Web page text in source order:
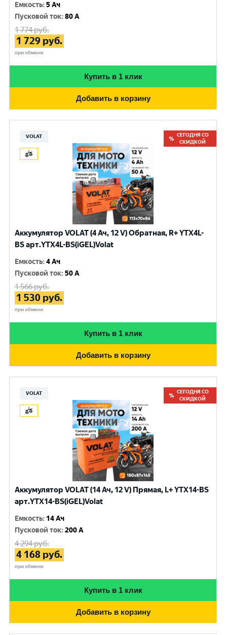
Емкость:5 Ач
Пусковой ток:80 A
1 774руб.
1 729 руб.
при обмене
Купить в 1 клик
Добавить в корзину
VOLAT
СЕГОДНЯ СО
СКИДКОЙ
Аккумулятор VOLAT (4 Ач, 12 V) Обратная, R+ YTX4L-
BS арт.YTX4L-BS(iGEL)Volat
Емкость:4 Ач
Пусковой ток:50 A
1 566руб.
1 530 руб.
при обмене
Купить в 1 клик
Добавить в корзину
VOLAT
СЕГОДНЯ СО
СКИДКОЙ
Аккумулятор VOLAT (14 Ач, 12 V) Прямая, L+ YTX14-BS
арт.YTX14-BS(iGEL)Volat
Емкость: 14 Ач
Пусковой ток:200 A
4 294руб.
4 168 руб.
при обмене
Купить в 1 клик
Добавить в корзину